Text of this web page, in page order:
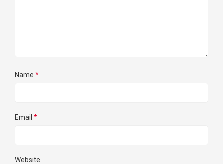
Name *
Email *
Website